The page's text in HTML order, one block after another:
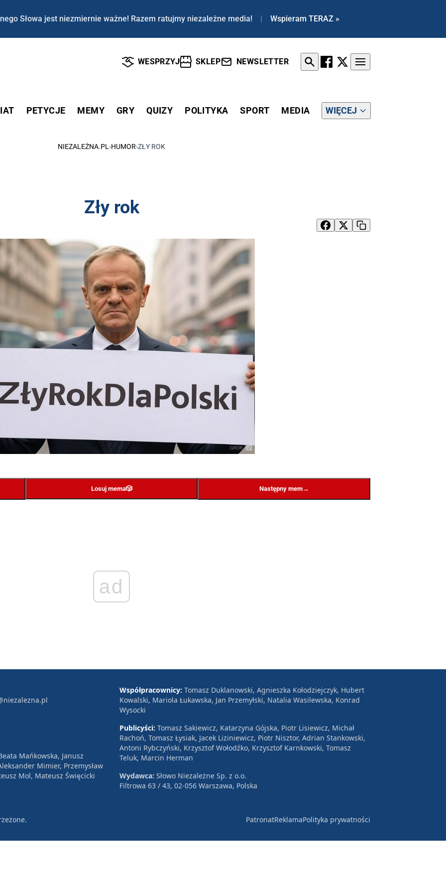
Słowa jest niezmiernie ważne! Razem ratujmy niezależne media! | Wspieram TERAZ »
WESPRZYJ SKLEP NEWSLETTER
PETYCJE MEMY GRY QUIZY POLITYKA SPORT MEDIA WIĘCEJ
NIEZALEŻNA.PL ›HUMOR›ZŁY ROK
Zły rok
Losuj mema🎲 Następny mem→
ad
Mańkowska, Janusz
Mimier, Przemysław
Mol, Mateusz Święcicki
Współpracownicy: Tomasz Duklanowski, Agnieszka Kołodziejczyk, Hubert
Kowalski, Mariola Łukawska, Jan Przemyłski, Natalia Wasilewska, Konrad
Wysocki
Publicyści: Tomasz Sakiewicz, Katarzyna Gójska, Piotr Lisiewicz, Michał
Rachoń, Tomasz Łysiak, Jacek Liziniewicz, Piotr Nisztor, Adrian Stankowski,
Antoni Rybczyński, Krzysztof Wołodźko, Krzysztof Karnkowski, Tomasz
Teluk, Marcin Herman
Wydawca: Słowo Niezależne Sp. z o.o.
Filtrowa 63 / 43, 02-056 Warszawa, Polska
PatronatReklamaPolityka prywatności